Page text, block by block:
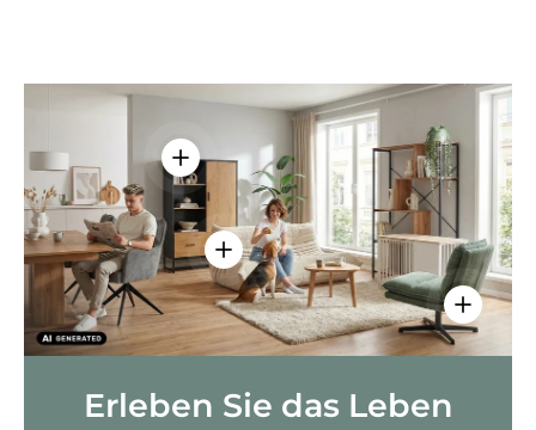
Einzelheiten anzeigen - AMIO H -
Einzelheiten anzeigen - Sitzolo 2
Erleben Sie das Leben